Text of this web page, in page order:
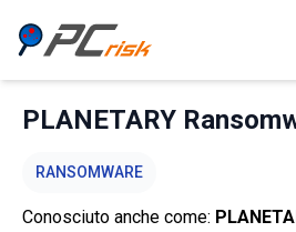
PLANETARY
RANSOMWARE
Conosciuto anche come: